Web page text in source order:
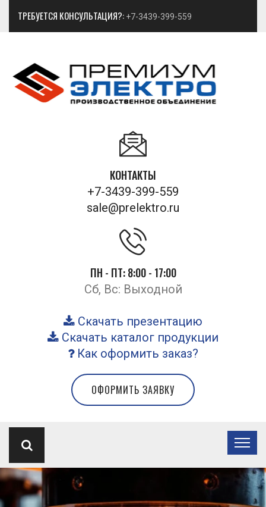
ТРЕБУЕТСЯ КОНСУЛЬТАЦИЯ?: +7-3439-399-559
КОНТАКТЫ
+7-3439-399-559
sale@prelektro.ru
ПН - ПТ: 8:00 - 17:00
Сб, Вс: Выходной
Скачать презентацию
Скачать каталог продукции
Как оформить заказ?
ОФОРМИТЬ ЗАЯВКУ